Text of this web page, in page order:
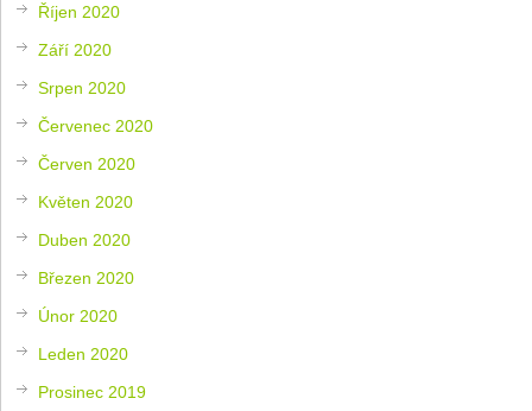
Říjen 2020
Září 2020
Srpen 2020
Červenec 2020
Červen 2020
Květen 2020
Duben 2020
Březen 2020
Únor 2020
Leden 2020
Prosinec 2019